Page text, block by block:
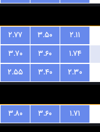
۲.۱۱ ۳.۵۰
۲.۷۷
۱.۷۴ ۳.۶۰
۳.۷۰
۲.۳۰ ۳.۴۰
۲.۵۵
۱.۷۱ ۳.۶۰
۳.۸۰